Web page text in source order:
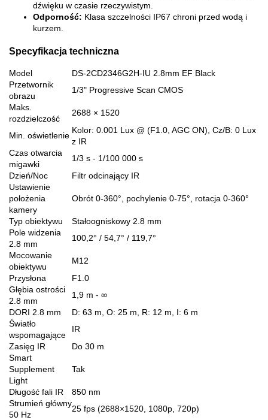
dźwięku w czasie rzeczywistym.
Odporność: Klasa szczelności IP67 chroni przed wodą i
kurzem.
Specyfikacja techniczna
Model
DS-2CD2346G2H-IU 2.8mm EF Black
Przetwornik
obrazu
1/3" Progressive Scan CMOS
Maks.
rozdzielczość
2688 × 1520
Min. oświetlenie
Kolor: 0.001 Lux @ (F1.0, AGC ON), Cz/B: 0 Lux
z IR
Czas otwarcia
migawki
1/3 s - 1/100 000 s
Dzień/Noc
Filtr odcinający IR
Ustawienie
położenia
kamery
Obrót 0-360°, pochylenie 0-75°, rotacja 0-360°
Typ obiektywu
Stałoogniskowy 2.8 mm
Pole widzenia
2.8 mm
100,2° / 54,7° / 119,7°
Mocowanie
obiektywu
M12
Przysłona
F1.0
Głębia ostrości
2.8 mm
1,9 m - ∞
DORI 2.8 mm
D: 63 m, O: 25 m, R: 12 m, I: 6 m
Światło
wspomagające
IR
Zasięg IR
Do 30 m
Smart
Supplement
Light
Tak
Długość fali IR
850 nm
Strumień główny
50 Hz
25 fps (2688×1520, 1080p, 720p)